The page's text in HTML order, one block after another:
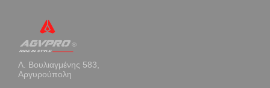
Λ. Βουλιαγμένης 583,
Αργυρούπολη